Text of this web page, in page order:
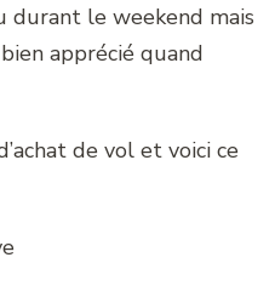
durant le weekend mais
apprécié quand
de vol et voici ce